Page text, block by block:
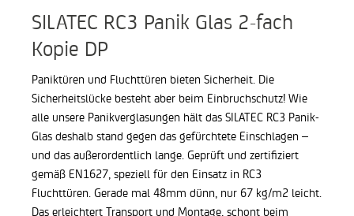
SILATEC RC3 Panik Glas 2-fach
Kopie DP
Paniktüren und Fluchttüren bieten Sicherheit. Die
Sicherheitslücke besteht aber beim Einbruchschutz! Wie
alle unsere Panikverglasungen hält das SILATEC RC3 Panik-
Glas deshalb stand gegen das gefürchtete Einschlagen –
und das außerordentlich lange. Geprüft und zertifiziert
gemäß EN1627, speziell für den Einsatz in RC3
Fluchttüren.Gerade mal 48mm dünn, nur 67 kg/m2 leicht.
Das erleichtert Transport und Montage, schont beim